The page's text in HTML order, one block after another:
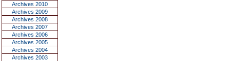
Archives 2010
Archives 2009
Archives 2008
Archives 2007
Archives 2006
Archives 2005
Archives 2004
Archives 2003